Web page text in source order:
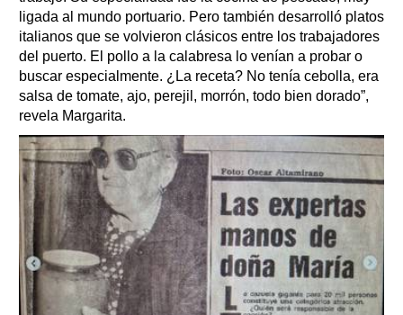
ligada al mundo portuario. Pero también desarrolló platos
italianos que se volvieron clásicos entre los trabajadores
del puerto. El pollo a la calabresa lo venían a probar o
buscar especialmente. ¿La receta? No tenía cebolla, era
salsa de tomate, ajo, perejil, morrón, todo bien dorado”,
revela Margarita.